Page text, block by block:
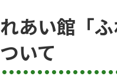
あい館「
いて